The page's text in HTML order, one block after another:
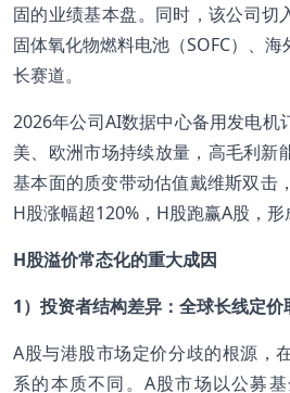
固的业绩基本盘。同时，该公司切
固体氧化物燃料电池（SOFC）、
长赛道。
2026年公司AI数据中心备用发电机
美、欧洲市场持续放量，高毛利新
基本面的质变带动估值戴维斯双击
H股涨幅超120%，H股跑赢A股，形
H股溢价常态化的重大成因
1）投资者结构差异：全球长线定
A股与港股市场定价分歧的根源，
系的本质不同。A股市场以公募